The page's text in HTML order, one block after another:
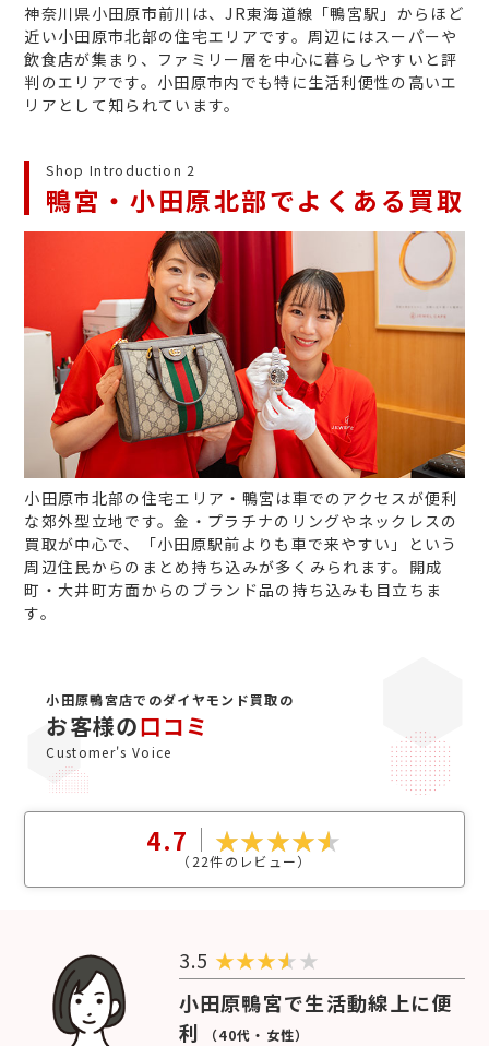
神奈川県小田原市前川は、JR東海道線「鴨宮駅」からほど
近い小田原市北部の住宅エリアです。周辺にはスーパーや
飲食店が集まり、ファミリー層を中心に暮らしやすいと評
判のエリアです。小田原市内でも特に生活利便性の高いエ
リアとして知られています。
Shop Introduction 2
鴨宮・小田原北部でよくある買取
小田原市北部の住宅エリア・鴨宮は車でのアクセスが便利
な郊外型立地です。金・プラチナのリングやネックレスの
買取が中心で、「小田原駅前よりも車で来やすい」という
周辺住民からのまとめ持ち込みが多くみられます。開成
町・大井町方面からのブランド品の持ち込みも目立ちま
す。
小田原鴨宮店でのダイヤモンド買取の
お客様の口コミ
Customer's Voice
4.7
（ 22件のレビュー）
3.5 ★★★
★
小田原鴨宮で生活動線上に便
利
（40代・女性）